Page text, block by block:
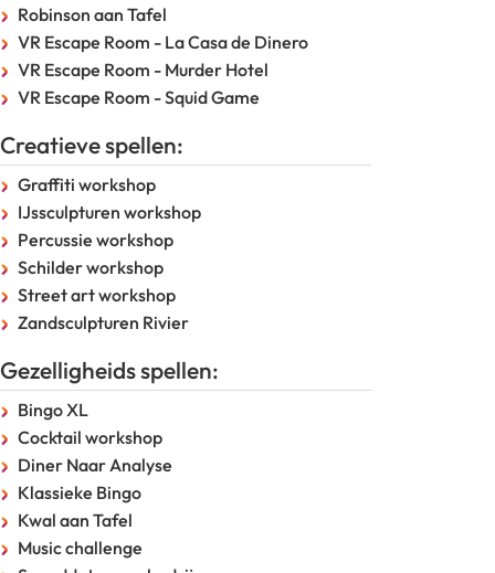
Robinson aan Tafel
VR Escape Room - La Casa de Dinero
VR Escape Room - Murder Hotel
VR Escape Room - Squid Game
Creatieve spellen:
Graffiti workshop
IJssculpturen workshop
Percussie workshop
Schilder workshop
Street art workshop
Zandsculpturen Rivier
Gezelligheids spellen:
Bingo XL
Cocktail workshop
Diner Naar Analyse
Klassieke Bingo
Kwal aan Tafel
Music challenge